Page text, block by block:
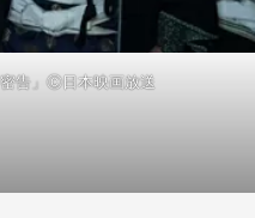
密告」Ⓒ日本映画放送